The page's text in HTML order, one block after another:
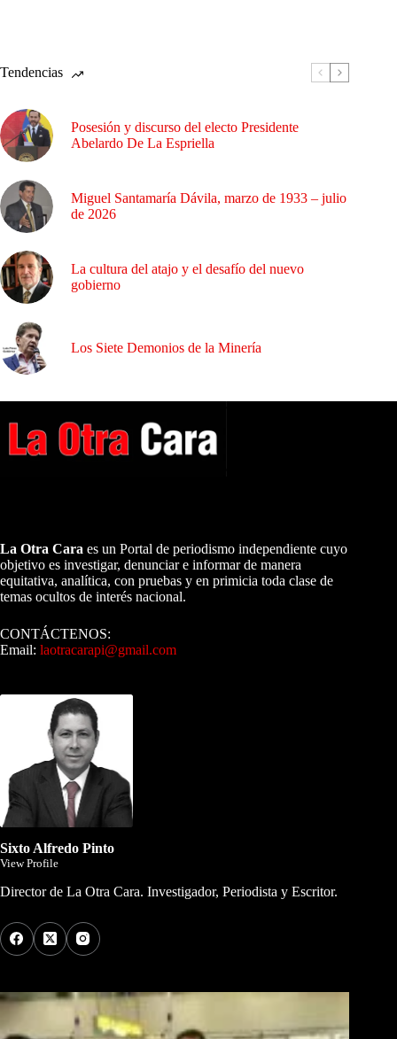
Tendencias
Posesión y discurso del electo Presidente
Abelardo De La Espriella
Miguel Santamaría Dávila, marzo de 1933 – julio
de 2026
La cultura del atajo y el desafío del nuevo
gobierno
Los Siete Demonios de la Minería
La Otra Cara es un Portal de periodismo independiente cuyo
objetivo es investigar, denunciar e informar de manera
equitativa, analítica, con pruebas y en primicia toda clase de
temas ocultos de interés nacional.
CONTÁCTENOS:
Email: laotracarapi@gmail.com
Sixto Alfredo Pinto
View Profile
Director de La Otra Cara. Investigador, Periodista y Escritor.